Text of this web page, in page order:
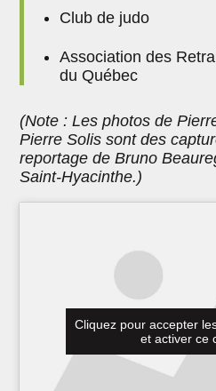
Club de judo
Association des
du Québec
(Note : Les photos de
Pierre Solis sont des
reportage de Bruno
Saint-Hyacinthe.)
Cliquez pour accepter
et activer ce